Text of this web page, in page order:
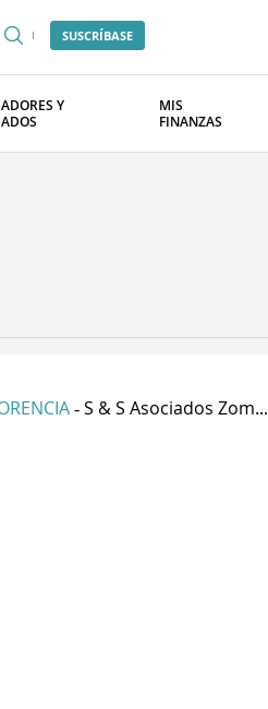
SUSCRÍBASE
Y
MIS
FINANZAS
- S & S Asociados Zom...